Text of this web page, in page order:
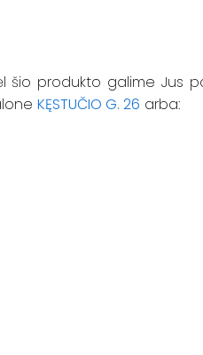
šio produkto galime Jus
KĘSTUČIO G. 26 arba: